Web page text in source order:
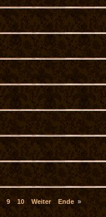
9 10 Weiter Ende »